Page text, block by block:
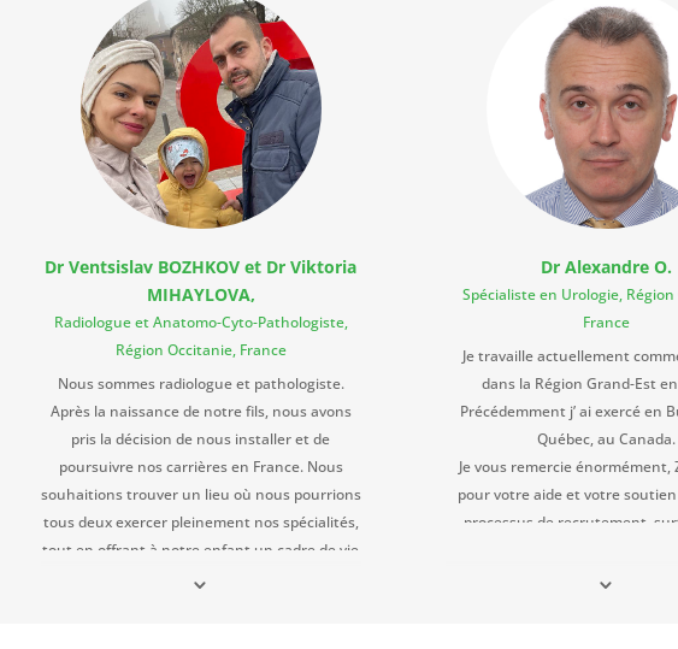
Dr Ventsislav BOZHKOV et Dr Viktoria
MIHAYLOVA,
Radiologue et Anatomo-Cyto-Pathologiste,
Région Occitanie, France
Nous sommes radiologue et pathologiste.
Après la naissance de notre fils, nous avons
pris la décision de nous installer et de
poursuivre nos carrières en France. Nous
souhaitions trouver un lieu où nous pourrions
tous deux exercer pleinement nos spécialités,
tout en offrant à notre enfant un cadre de vie
serein et épanouissant.
Dr Alexandre O.
Spécialiste en Urologie,
France
Je travaille actuellement
dans la Région Grand-Est
Précédemment j’ ai exercé en
Québec, au Canada.
Je vous remercie énormément,
pour votre aide et votre
processus de recrutement,
dans lesquels c’ est un vrai défi